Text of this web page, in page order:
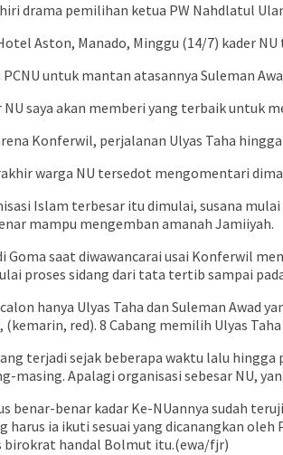
drama pemilihan ketua PW Nahdlatul
Aston, Manado, Minggu (14/7) kader
untuk mantan atasannya Suleman
saya akan memberi yang terbaik untuk
Konferwil, perjalanan Ulyas Taha
warga NU tersedot mengomentari
Islam terbesar itu dimulai, susana
mampu mengemban amanah Jamiiyah.
Goma saat diwawancarai usai Konferwil
proses sidang dari tata tertib sampai
hanya Ulyas Taha dan Suleman
red). 8 Cabang memilih Ulyas
terjadi sejak beberapa waktu lalu
masing. Apalagi organisasi sebesar NU,
benar-benar kadar Ke-NUannya sudah
harus ia ikuti sesuai yang dicanangkan
birokrat handal Bolmut itu.(ewa/fjr)